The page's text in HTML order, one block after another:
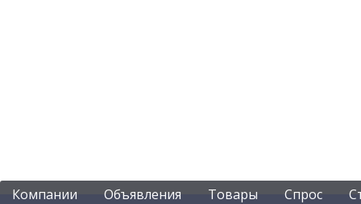
Компании Объявления Товары Спрос